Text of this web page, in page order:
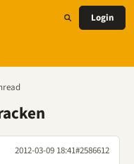
Login
2012-03-09 18:41#2586612